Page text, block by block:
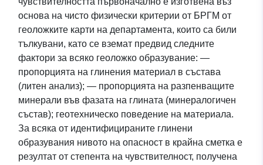
основа на чисто физически критерии от БРГМ от
геоложките карти на департамента, които са били
тълкувани, като се вземат предвид следните
фактори за всяко геоложко образувание: —
пропорцията на глинения материал в състава
(литен анализ); — пропорцията на разпенващите
минерали във фазата на глината (минералогичен
състав); геотехническо поведение на материала.
За всяка от идентифицираните глинени
образувания нивото на опасност в крайна сметка е
резултат от степента на чувствителност, получена